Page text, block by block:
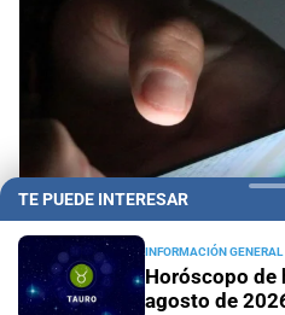
TE PUEDE INTERESAR
INFORMACIÓN GENERAL
Horóscopo de
agosto de